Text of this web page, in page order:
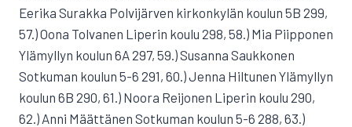
Eerika Surakka Polvijärven kirkonkylän koulun 5B 299,
57.) Oona Tolvanen Liperin koulu 298, 58.) Mia Piipponen
Ylämyllyn koulun 6A 297, 59.) Susanna Saukkonen
Sotkuman koulun 5-6 291, 60.) Jenna Hiltunen Ylämyllyn
koulun 6B 290, 61.) Noora Reijonen Liperin koulu 290,
62.) Anni Määttänen Sotkuman koulun 5-6 288, 63.)